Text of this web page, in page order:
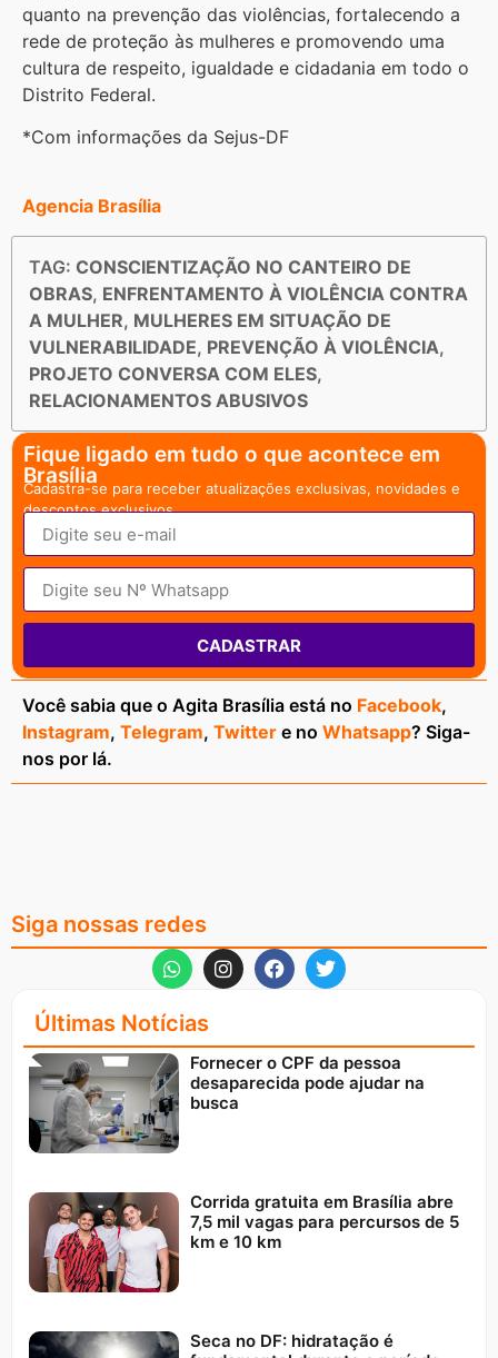
quanto na prevenção das violências, fortalecendo a
rede de proteção às mulheres e promovendo uma
cultura de respeito, igualdade e cidadania em todo o
Distrito Federal.
*Com informações da Sejus-DF
Agencia Brasília
TAG: CONSCIENTIZAÇÃO NO CANTEIRO DE
OBRAS, ENFRENTAMENTO À VIOLÊNCIA CONTRA
A MULHER, MULHERES EM SITUAÇÃO DE
VULNERABILIDADE, PREVENÇÃO À VIOLÊNCIA,
PROJETO CONVERSA COM ELES,
RELACIONAMENTOS ABUSIVOS
Fique ligado em tudo o que acontece em
Brasília
Cadastra-se para receber atualizações exclusivas, novidades e
descontos exclusivos.
CADASTRAR
Você sabia que o Agita Brasília está no Facebook,
Instagram, Telegram, Twitter e no Whatsapp? Siga-
nos por lá.
Siga nossas redes
Últimas Notícias
Fornecer o CPF da pessoa
desaparecida pode ajudar na
busca
Corrida gratuita em Brasília abre
7,5 mil vagas para percursos de 5
km e 10 km
Seca no DF: hidratação é